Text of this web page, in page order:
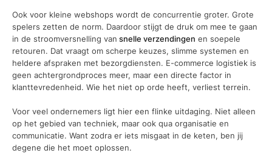
Ook voor kleine webshops wordt de concurrentie groter. Grote
spelers zetten de norm. Daardoor stijgt de druk om mee te gaan
in de stroomversnelling van snelle verzendingen en soepele
retouren. Dat vraagt om scherpe keuzes, slimme systemen en
heldere afspraken met bezorgdiensten. E-commerce logistiek is
geen achtergrondproces meer, maar een directe factor in
klanttevredenheid. Wie het niet op orde heeft, verliest terrein.
Voor veel ondernemers ligt hier een flinke uitdaging. Niet alleen
op het gebied van techniek, maar ook qua organisatie en
communicatie. Want zodra er iets misgaat in de keten, ben jij
degene die het moet oplossen.